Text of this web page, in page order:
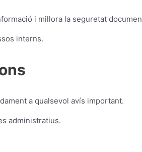
i millora la seguretat
interns.
a qualsevol avís important.
administratius.